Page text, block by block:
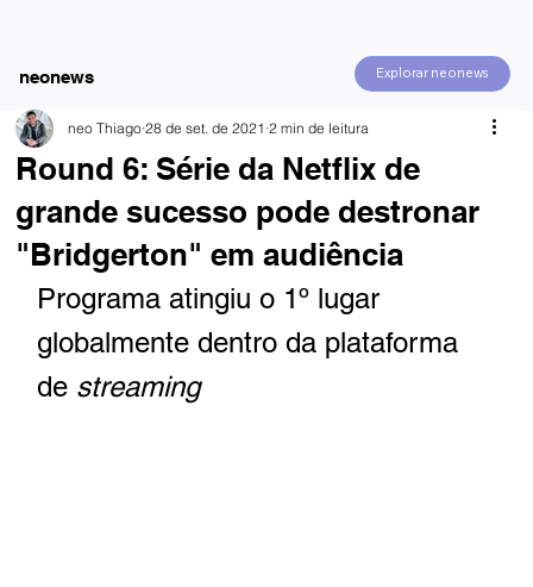
Explorar neonews
neonews
Round 6: Série da Netflix de
grande sucesso pode destronar
"Bridgerton" em audiência
neo Thiago 28 de set. de 2021 2 min de leitura
Programa atingiu o 1º lugar
globalmente dentro da plataforma
de streaming